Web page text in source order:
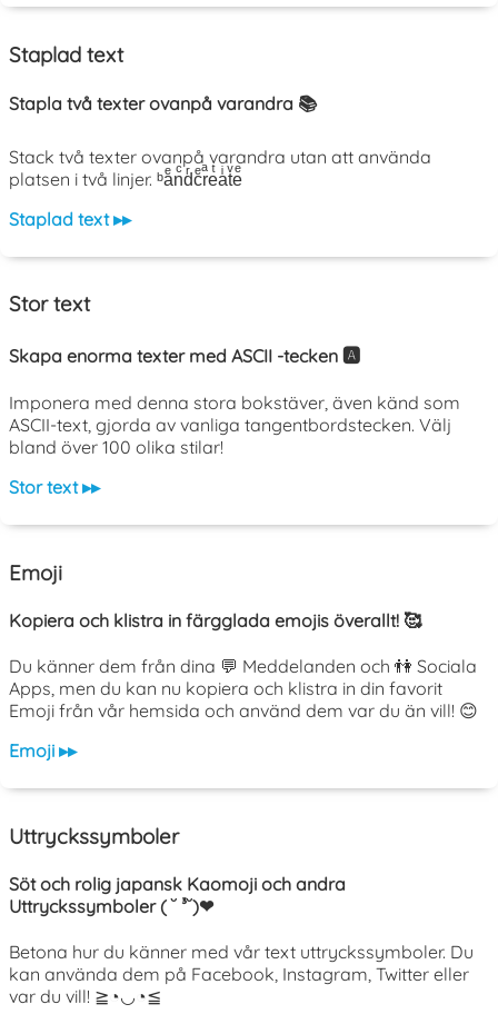
Staplad text
Stapla två texter ovanpå varandra 📚
Stack två texter ovanpå varandra utan att använda
platsen i två linjer. ᵇaͤnͨdͬcͤrͣeͭaͥtͮeͤ
Staplad text ▸▸
Stor text
Skapa enorma texter med ASCII -tecken 🅰️
Imponera med denna stora bokstäver, även känd som
ASCII-text, gjorda av vanliga tangentbordstecken. Välj
bland över 100 olika stilar!
Stor text ▸▸
Emoji
Kopiera och klistra in färgglada emojis överallt! 🥰
Du känner dem från dina 💬 Meddelanden och 👫 Sociala
Apps, men du kan nu kopiera och klistra in din favorit
Emoji från vår hemsida och använd dem var du än vill! 😊
Emoji ▸▸
Uttryckssymboler
Söt och rolig japansk Kaomoji och andra
Uttryckssymboler ( ˘ ³˘)❤
Betona hur du känner med vår text uttryckssymboler. Du
kan använda dem på Facebook, Instagram, Twitter eller
var du vill! ≧◔◡◔≦